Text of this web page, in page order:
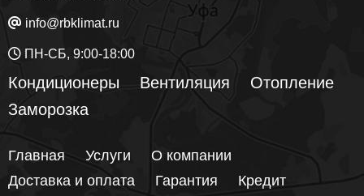
info@rbklimat.ru
ПН-СБ, 9:00-18:00
Кондиционеры Вентиляция
Отопление
Заморозка
Главная Услуги
О компании
Доставка и оплата
Гарантия Кредит